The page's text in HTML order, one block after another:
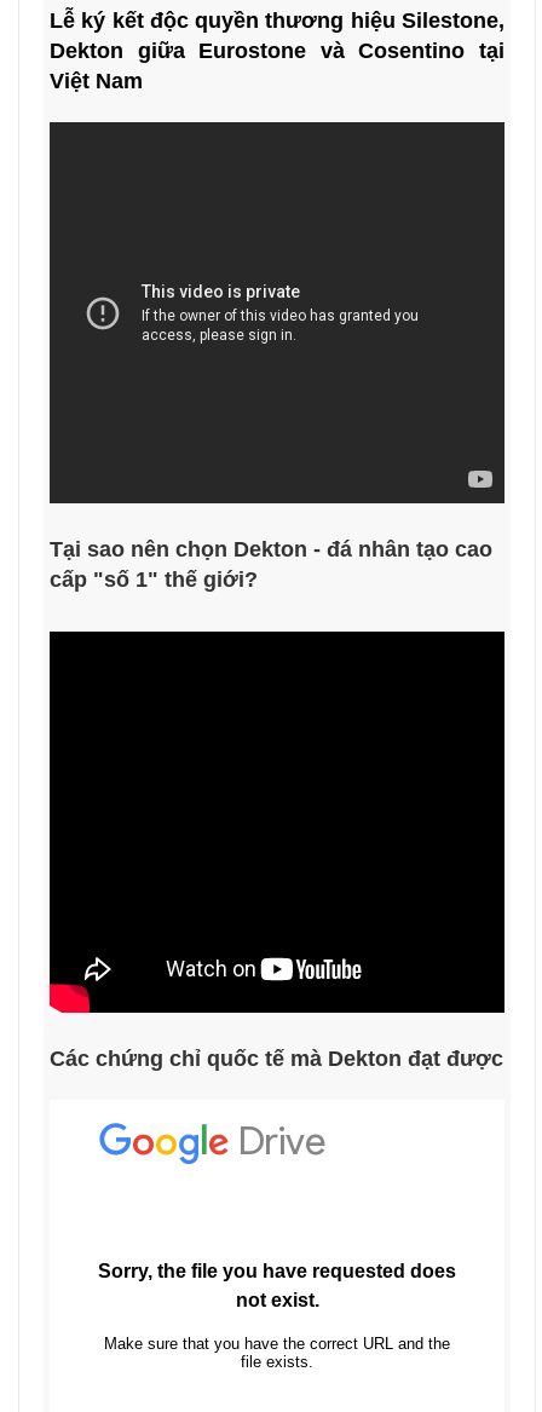
Lễ ký kết độc quyền thương hiệu Silestone,
Dekton giữa Eurostone và Cosentino tại
Việt Nam
Tại sao nên chọn Dekton - đá nhân tạo cao
cấp "số 1" thế giới?
Các chứng chỉ quốc tế mà Dekton đạt được